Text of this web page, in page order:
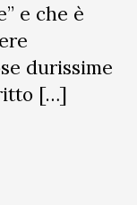
e che è
durissime
[…]